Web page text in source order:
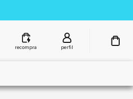
recompra perfil